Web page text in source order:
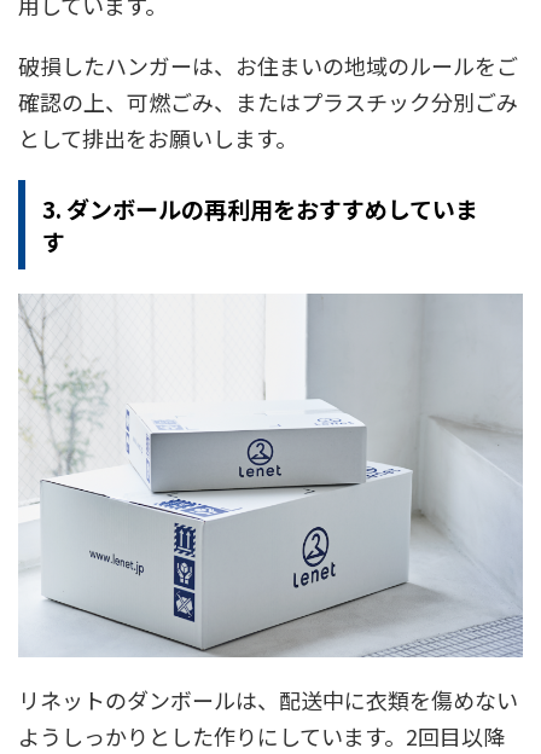
破損したハンガーは、お住まいの地域のルールをご
確認の上、可燃ごみ、またはプラスチック分別ごみ
として排出をお願いします。
3. ダンボールの再利用をおすすめしていま
す
リネットのダンボールは、配送中に衣類を傷めない
ようしっかりとした作りにしています。2回目以降